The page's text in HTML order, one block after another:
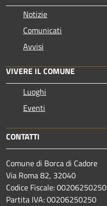
Notizie
Comunicati
Avvisi
VIVERE IL COMUNE
Luoghi
Eventi
CONTATTI
Comune di Borca di Cadore
Via Roma 82, 32040
Codice Fiscale: 00206250250
Partita IVA: 00206250250